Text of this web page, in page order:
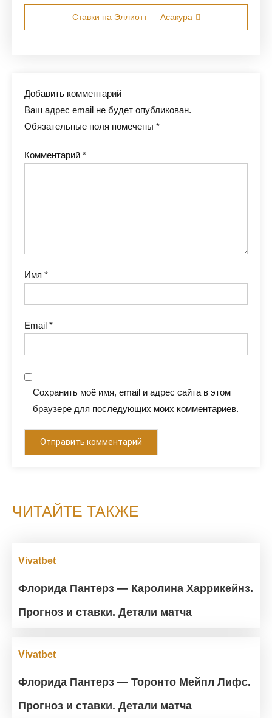
Ставки на Эллиотт — Асакура
Добавить комментарий
Ваш адрес email не будет опубликован.
Обязательные поля помечены *
Комментарий *
Имя *
Email *
Сохранить моё имя, email и адрес сайта в этом
браузере для последующих моих комментариев.
ЧИТАЙТЕ ТАКЖЕ
Vivatbet
Флорида Пантерз — Каролина Харрикейнз.
Прогноз и ставки. Детали матча
Vivatbet
Флорида Пантерз — Торонто Мейпл Лифс.
Прогноз и ставки. Детали матча